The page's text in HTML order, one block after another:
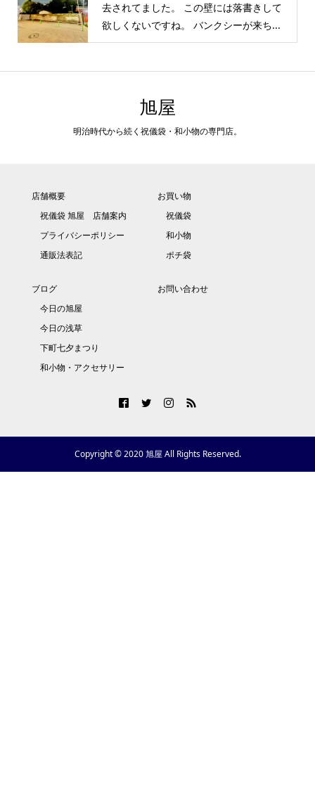
去されてました。 この壁には落書きして
欲しくないですね。 バンクシーが来ち...
旭屋
明治時代から続く祝儀袋・和小物の専門店。
店舗概要
祝儀袋 旭屋 店舗案内
プライバシーポリシー
通販法表記
お買い物
祝儀袋
和小物
ポチ袋
ブログ
今日の旭屋
今日の浅草
下町七夕まつり
和小物・アクセサリー
お問い合わせ
Copyright © 2020 旭屋 All Rights Reserved.